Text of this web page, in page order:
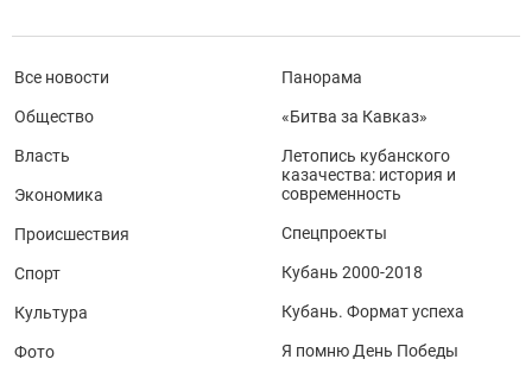
Все новости
Общество
Власть
Экономика
Происшествия
Спорт
Культура
Фото
Панорама
«Битва за Кавказ»
Летопись кубанского
казачества: история и
современность
Спецпроекты
Кубань 2000-2018
Кубань. Формат успеха
Я помню День Победы